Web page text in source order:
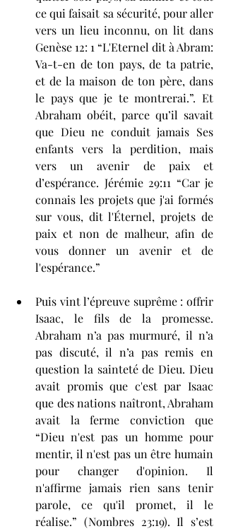
ce qui faisait sa sécurité, pour aller
vers un lieu inconnu, on lit dans
Genèse 12: 1 “L'Eternel dit à Abram:
Va-t-en de ton pays, de ta patrie,
et de la maison de ton père, dans
le pays que je te montrerai.”. Et
Abraham obéit, parce qu’il savait
que Dieu ne conduit jamais Ses
enfants vers la perdition, mais
vers un avenir de paix et
d’espérance. Jérémie 29:11 “Car je
connais les projets que j'ai formés
sur vous, dit l'Éternel, projets de
paix et non de malheur, afin de
vous donner un avenir et de
l'espérance.”
Puis vint l’épreuve suprême : offrir
Isaac, le fils de la promesse.
Abraham n’a pas murmuré, il n’a
pas discuté, il n’a pas remis en
question la sainteté de Dieu. Dieu
avait promis que c'est par Isaac
que des nations naîtront, Abraham
avait la ferme conviction que
“Dieu n'est pas un homme pour
mentir, il n'est pas un être humain
pour changer d'opinion. Il
n'affirme jamais rien sans tenir
parole, ce qu'il promet, il le
réalise.” (Nombres 23:19). Il s’est